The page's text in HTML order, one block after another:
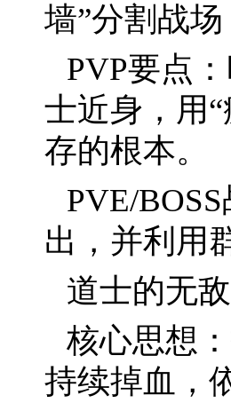
墙”分割战
PVP要点
士近身，用
存的根本。
PVE/
出，并利用
道士的无
核心思想
持续掉血，